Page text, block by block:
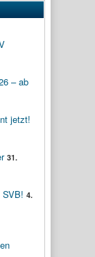
– ab
jetzt!
31.
4.